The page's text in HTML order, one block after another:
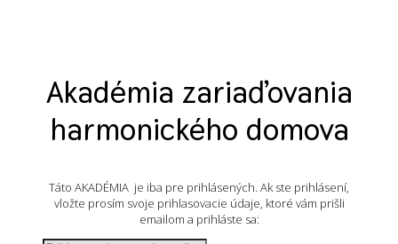
Akadémia zariaďovania
harmonického domova
Táto AKADÉMIA je iba pre prihlásených. Ak ste prihlásení,
vložte prosím svoje prihlasovacie údaje, ktoré vám prišli
emailom a prihláste sa: